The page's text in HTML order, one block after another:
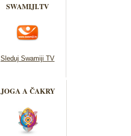
SWAMIJI.TV
Sleduj Swamiji TV
JOGA A ČAKRY